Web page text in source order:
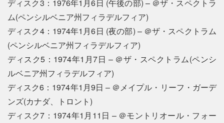
ディスク3：1976年1月6日 (午後の部) – ＠ザ・スペクトラ
ム(ペンシルベニア州フィラデルフィア)
ディスク4：1974年1月6日 (夜の部) – ＠ザ・スペクトラム
(ペンシルベニア州フィラデルフィア)
ディスク5：1974年1月7日 – ＠ザ・スペクトラム(ペンシ
ルベニア州フィラデルフィア)
ディスク6：1974年1月9日 – ＠メイプル・リーフ・ガーデ
ンズ(カナダ、トロント)
ディスク7：1974年1月11日 – ＠モントリオール・フォー